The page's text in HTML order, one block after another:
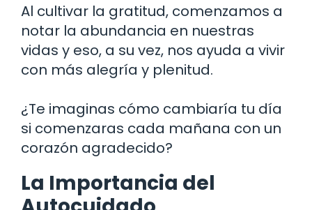
Al cultivar la gratitud, comenzamos a
notar la abundancia en nuestras
vidas y eso, a su vez, nos ayuda a vivir
con más alegría y plenitud.
¿Te imaginas cómo cambiaría tu día
si comenzaras cada mañana con un
corazón agradecido?
La Importancia del